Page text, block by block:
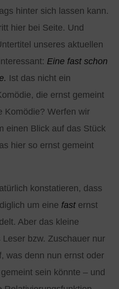
hinter sich lassen kann.
hier bei Seite. Und
unseres aktuellen
Eine fast schon
Ist das nicht ein
die ernst gemeint
Komödie? Werfen wir
einen Blick auf das Stück
hier so ernst gemeint
konstatieren, dass
um eine fasternst
Aber das kleine
Leser bzw. Zuschauer nur
was denn nun ernst oder
sein könnte – und